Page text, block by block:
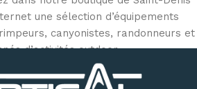
une sélection d’équipements
canyonistes, randonneurs et
d’activités outdoor.
d’escalade et de canyoning